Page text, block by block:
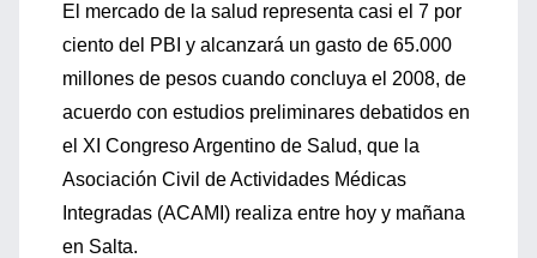
El mercado de la salud representa casi el 7 por
ciento del PBI y alcanzará un gasto de 65.000
millones de pesos cuando concluya el 2008, de
acuerdo con estudios preliminares debatidos en
el XI Congreso Argentino de Salud, que la
Asociación Civil de Actividades Médicas
Integradas (ACAMI) realiza entre hoy y mañana
en Salta.